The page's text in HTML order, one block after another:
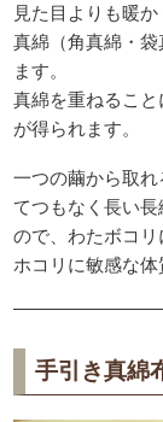
見た目よりも暖
真綿（角真綿・
ます。
真綿を重ねるこ
が得られます。
一つの繭から取
てつもなく長い
ので、わたボコリ
ホコリに敏感な体
手引き真綿